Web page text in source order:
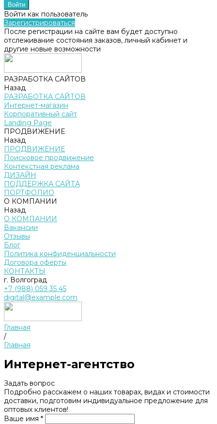
Войти как пользователь
Зарегистрироваться
После регистрации на сайте вам будет доступно
отслеживание состояния заказов, личный кабинет и
другие новые возможности
РАЗРАБОТКА САЙТОВ
Назад
РАЗРАБОТКА САЙТОВ
Интернет-магазин
Корпоративный сайт
Landing Page
ПРОДВИЖЕНИЕ
Назад
ПРОДВИЖЕНИЕ
Поисковое продвижение
Контекстная реклама
ДИЗАЙН
ПОДДЕРЖКА САЙТА
ПОРТФОЛИО
О КОМПАНИИ
Назад
О КОМПАНИИ
Вакансии
Отзывы
Блог
Политика конфиденциальности
Договора оферты
КОНТАКТЫ
г. Волгоград
+7 (988) 059 35 45
digital@example.com
Главная
/
Главная
Интернет-агентство
Задать вопрос
Подробно расскажем о наших товарах, видах и стоимости
доставки, подготовим индивидуальное предложение для
оптовых клиентов!
Ваше имя *